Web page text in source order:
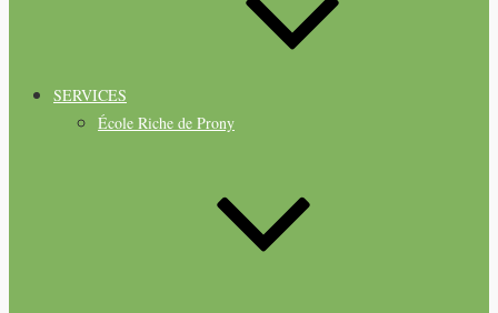
SERVICES
École Riche de Prony